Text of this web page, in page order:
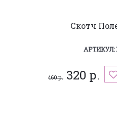
Скотч
АРТИКУЛ:
460 р. 320 р.